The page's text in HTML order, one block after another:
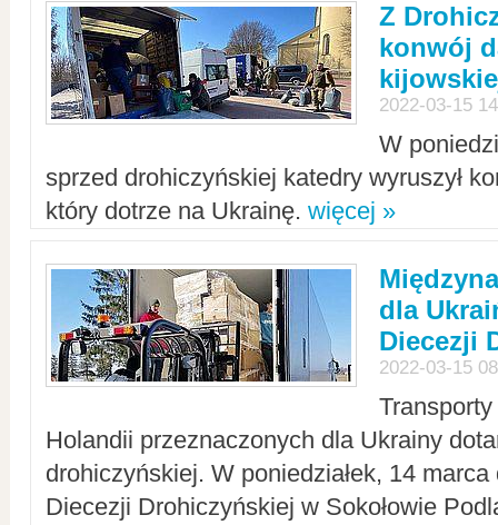
Z
konwój
2022-03-15
W
sprzed drohiczyńskiej katedry wyruszył
który dotrze na Ukrainę. więcej »
dla
Diecezji
2022-03-15
Holandii przeznaczonych dla Ukrainy
drohiczyńskiej. W poniedziałek, 14
Diecezji Drohiczyńskiej w Sokołowie